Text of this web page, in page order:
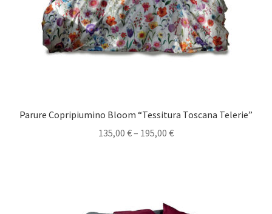
Parure Copripiumino Bloom “Tessitura Toscana Telerie”
135,00 €– 195,00 €